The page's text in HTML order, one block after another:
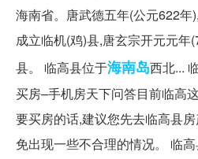
海南省。唐武德五年(公元622年
成立临机(鸡)县,唐玄宗开元元年
县。 临高县位于海南岛西北...
买房–手机房天下问答目前临高
要买房的话,建议您先去临高县
免出现一些不合理的情况。 临